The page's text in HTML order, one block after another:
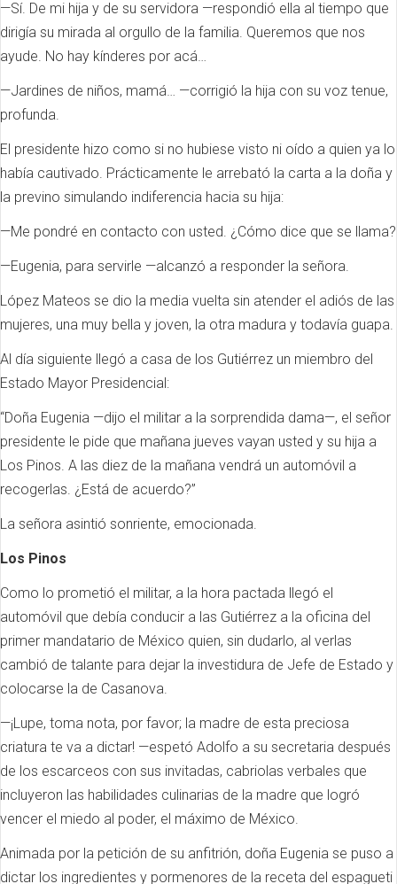
—Sí. De mi hija y de su servidora —respondió ella al tiempo que
dirigía su mirada al orgullo de la familia. Queremos que nos
ayude. No hay kínderes por acá…
—Jardines de niños, mamá… —corrigió la hija con su voz tenue,
profunda.
El presidente hizo como si no hubiese visto ni oído a quien ya lo
había cautivado. Prácticamente le arrebató la carta a la doña y
la previno simulando indiferencia hacia su hija:
—Me pondré en contacto con usted. ¿Cómo dice que se llama?
—Eugenia, para servirle —alcanzó a responder la señora.
López Mateos se dio la media vuelta sin atender el adiós de las
mujeres, una muy bella y joven, la otra madura y todavía guapa.
Al día siguiente llegó a casa de los Gutiérrez un miembro del
Estado Mayor Presidencial:
“Doña Eugenia —dijo el militar a la sorprendida dama—, el señor
presidente le pide que mañana jueves vayan usted y su hija a
Los Pinos. A las diez de la mañana vendrá un automóvil a
recogerlas. ¿Está de acuerdo?”
La señora asintió sonriente, emocionada.
Los Pinos
Como lo prometió el militar, a la hora pactada llegó el
automóvil que debía conducir a las Gutiérrez a la oficina del
primer mandatario de México quien, sin dudarlo, al verlas
cambió de talante para dejar la investidura de Jefe de Estado y
colocarse la de Casanova.
—¡Lupe, toma nota, por favor; la madre de esta preciosa
criatura te va a dictar! —espetó Adolfo a su secretaria después
de los escarceos con sus invitadas, cabriolas verbales que
incluyeron las habilidades culinarias de la madre que logró
vencer el miedo al poder, el máximo de México.
Animada por la petición de su anfitrión, doña Eugenia se puso a
dictar los ingredientes y pormenores de la receta del espagueti